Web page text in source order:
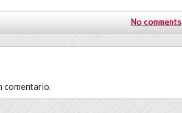
No comments
comentario.